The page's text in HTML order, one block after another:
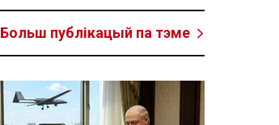
Больш публікацый па тэме